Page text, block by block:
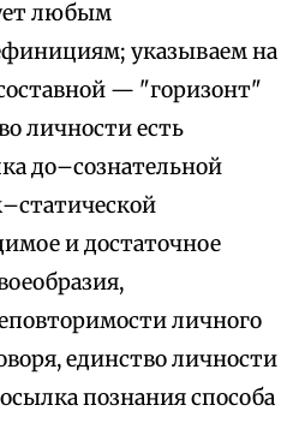
любым
указываем на
— "горизонт"
личности есть
до–сознательной
и достаточное
личного
единство личности
познания способа